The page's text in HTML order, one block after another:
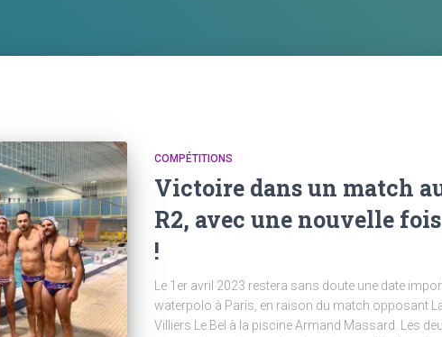
COMPÉTITIONS
Victoire dans un match
R2, avec une nouvelle
!
Le 1er avril 2023 restera sans doute une date
waterpolo à Paris, en raison du match opposant La
Villiers Le Bel à la piscine Armand Massard. Les